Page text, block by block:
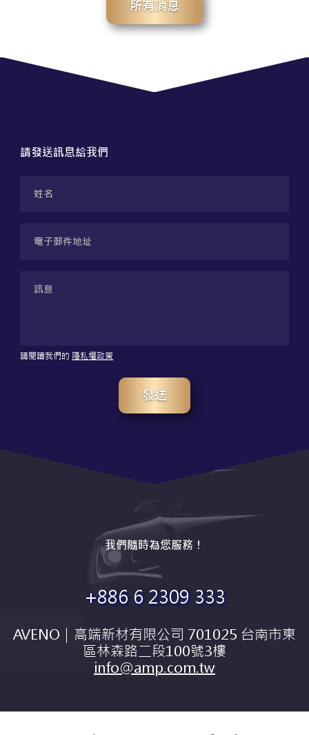
所有消息
請發送訊息給我們
請閱讀我們的 隱私權政策
發送
我們隨時為您服務！
+886 6 2309 333
AVENO｜高端新材有限公司 701025 台南市東
區林森路二段100號3樓
info@amp.com.tw